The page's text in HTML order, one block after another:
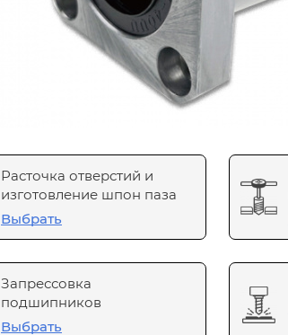
Расточка отверстий и
изготовление шпон паза
Выбрать
Запрессовка
подшипников
Выбрать